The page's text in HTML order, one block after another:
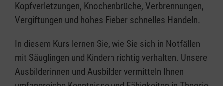
Kopfverletzungen, Knochenbrüche, Verbrennungen,
Vergiftungen und hohes Fieber schnelles Handeln.
In diesem Kurs lernen Sie, wie Sie sich in Notfällen
mit Säuglingen und Kindern richtig verhalten. Unsere
Ausbilderinnen und Ausbilder vermitteln Ihnen